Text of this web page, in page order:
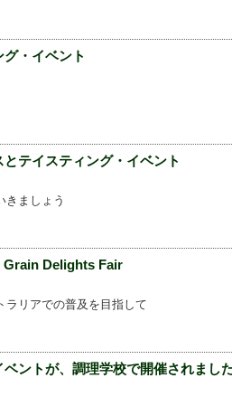
・イベント
テイスティング・イベント
きましょう
Delights Fair
ラリアでの普及を目指して
ントが、調理学校で開催されました